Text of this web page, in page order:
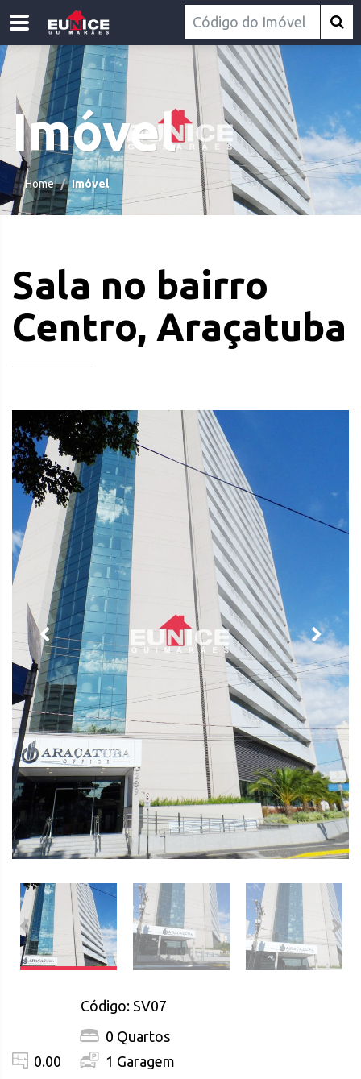
Imóvel
Home Imóvel
Sala no bairro
Centro, Araçatuba
0.00
Código: SV07
0 Quartos
1 Garagem